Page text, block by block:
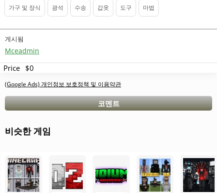
가구 및 장식 광석 수송 갑옷 도구 마법
게시됨
Mceadmin
Price $0
(Google Ads) 개인정보 보호정책 및 이용약관
코멘트
비슷한 게임